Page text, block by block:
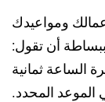
ومواعيدك
أن تقول:
الساعة ثمانية
الموعد المحدد.